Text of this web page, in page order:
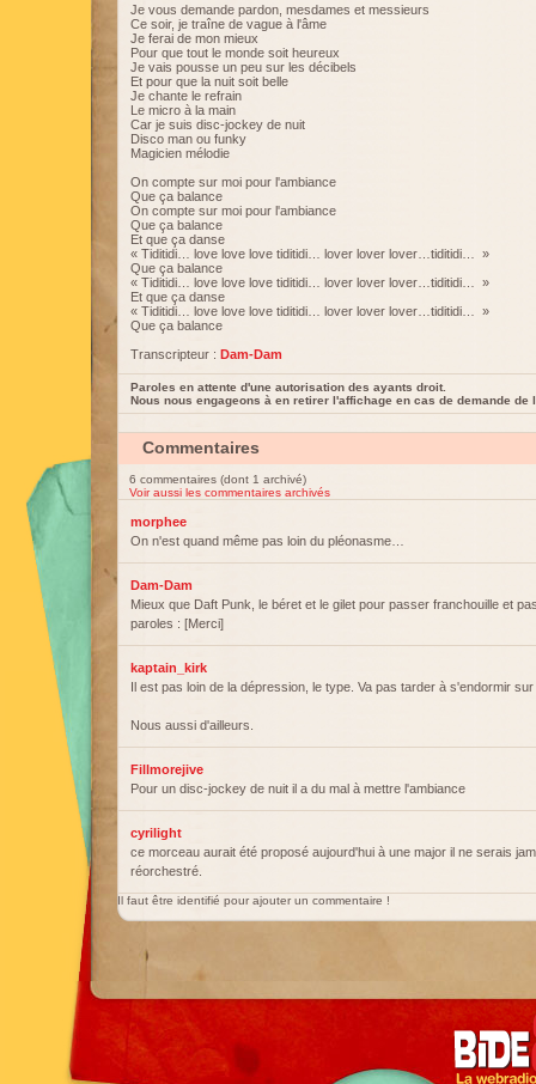
Je vous demande pardon, mesdames et messieurs
Ce soir, je traîne de vague à l'âme
Je ferai de mon mieux
Pour que tout le monde soit heureux
Je vais pousse un peu sur les décibels
Et pour que la nuit soit belle
Je chante le refrain
Le micro à la main
Car je suis disc-jockey de nuit
Disco man ou funky
Magicien mélodie
On compte sur moi pour l'ambiance
Que ça balance
On compte sur moi pour l'ambiance
Que ça balance
Et que ça danse
« Tiditidi… love love love tiditidi… lover lover lover…tiditidi… »
Que ça balance
« Tiditidi… love love love tiditidi… lover lover lover…tiditidi… »
Et que ça danse
« Tiditidi… love love love tiditidi… lover lover lover…tiditidi… »
Que ça balance
Transcripteur : Dam-Dam
Paroles en attente d'une autorisation des ayants droit.
Nous nous engageons à en retirer l'affichage en cas de demande de
Commentaires
6 commentaires (dont 1 archivé)
Voir aussi les commentaires archivés
morphee
On n'est quand même pas loin du pléonasme…
Dam-Dam
Mieux que Daft Punk, le béret et le gilet pour passer franchouille et
paroles : [Merci]
kaptain_kirk
Il est pas loin de la dépression, le type. Va pas tarder à s'endormir
Nous aussi d'ailleurs.
Fillmorejive
Pour un disc-jockey de nuit il a du mal à mettre l'ambiance
cyrilight
ce morceau aurait été proposé aujourd'hui à une major il ne serais
réorchestré.
Il faut être identifié pour ajouter un commentaire !